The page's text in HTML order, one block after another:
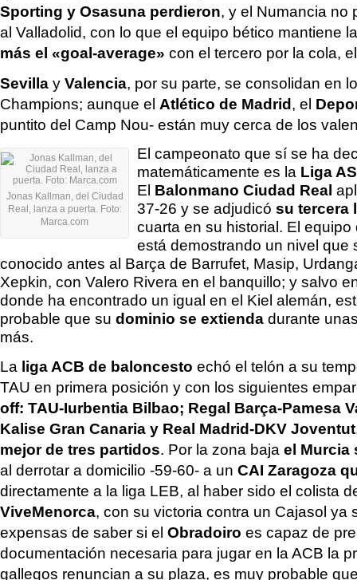
Sporting y Osasuna perdieron, y el Numancia no
al Valladolid, con lo que el equipo bético mantiene
más el «goal-average» con el tercero por la cola,
Sevilla y Valencia, por su parte, se consolidan en
Champions; aunque el Atlético de Madrid, el
puntito del Camp Nou- están muy cerca de los
Jonas Kallman, del Ciudad
Real, lanza a puerta. Foto:
Marca.com
El campeonato que sí se ha
matemáticamente es la Liga
El Balonmano Ciudad Real
37-26 y se adjudicó su tercera
cuarta en su historial. El
está demostrando un nivel que
conocido antes al Barça de Barrufet, Masip,
Xepkin, con Valero Rivera en el banquillo; y salvo
donde ha encontrado un igual en el Kiel alemán,
probable que su dominio se extienda durante
más.
La liga ACB de baloncesto echó el telón a su
TAU en primera posición y con los siguientes
off: TAU-Iurbentia Bilbao; Regal Barça-Pamesa
Kalise Gran Canaria y Real Madrid-DKV Joventut
mejor de tres partidos. Por la zona baja el Murcia
al derrotar a domicilio -59-60- a un CAI Zaragoza
directamente a la liga LEB, al haber sido el colista
ViveMenorca, con su victoria contra un Cajasol ya
expensas de saber si el Obradoiro es capaz de
documentación necesaria para jugar en la ACB la
gallegos renuncian a su plaza, es muy probable